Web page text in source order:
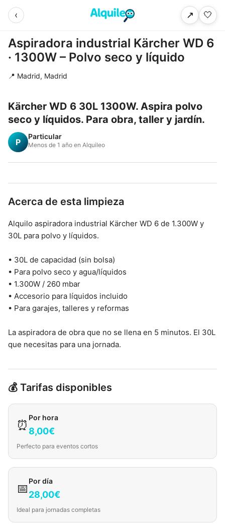
‹ ↗ 🤍
Aspiradora industrial Kärcher WD 6
· 1300W – Polvo seco y líquido
📍 Madrid, Madrid
Kärcher WD 6 30L 1300W. Aspira polvo
seco y líquidos. Para obra, taller y jardín.
P
Particular
Menos de 1 año en Alquileo
Acerca de esta limpieza
Alquilo aspiradora industrial Kärcher WD 6 de 1.300W y
30L para polvo y líquidos.
• 30L de capacidad (sin bolsa)
• Para polvo seco y agua/líquidos
• 1.300W / 260 mbar
• Accesorio para líquidos incluido
• Para garajes, talleres y reformas
La aspiradora de obra que no se llena en 5 minutos. El 30L
que necesitas para una jornada.
💰 Tarifas disponibles
⏰
Por hora
8,00€
Perfecto para eventos cortos
📅
Por día
28,00€
Ideal para jornadas completas